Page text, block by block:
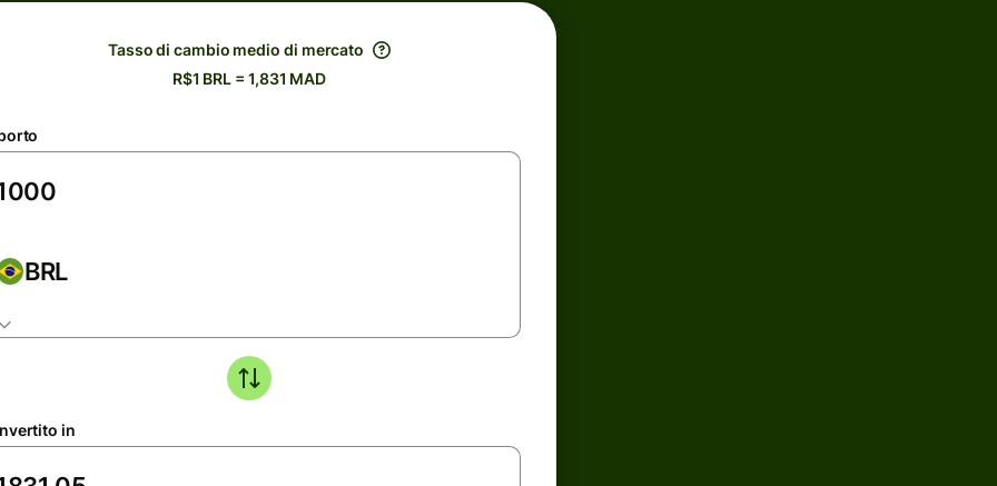
Tasso di cambio medio di mercato
R$1 BRL = 1,831 MAD
BRL
in